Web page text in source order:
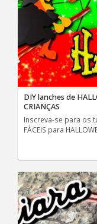
DIY lanches de
CRIANÇAS
Inscreva-se para os
FÁCEIS para